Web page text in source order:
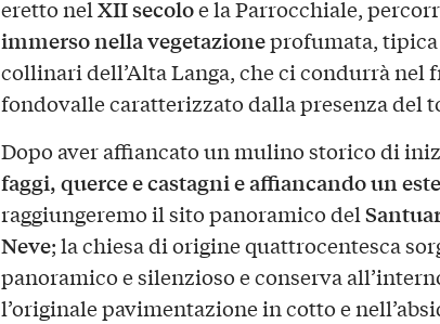
eretto nelXII secoloe la Parrocchiale,
immerso nella vegetazioneprofumata,
collinari dell’Alta Langa, che ci condurrà nel
fondovalle caratterizzato dalla presenza del
Dopo aver affiancato un mulino storico di
faggi, querce e castagni e affiancando un
raggiungeremo il sito panoramico del
Neve; la chiesa di origine quattrocentesca
panoramico e silenzioso e conserva
l’originale pavimentazione in cotto e